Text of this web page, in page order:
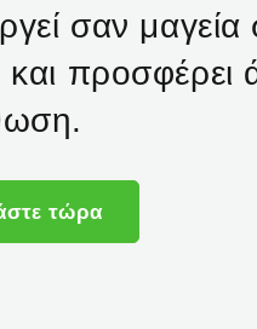
σαν
προσφέρει
τώρα